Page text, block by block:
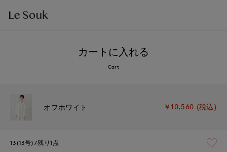
カートに入れる
Cart
オフホワイト ￥10,560 (税込)
13(13号) 残り1点